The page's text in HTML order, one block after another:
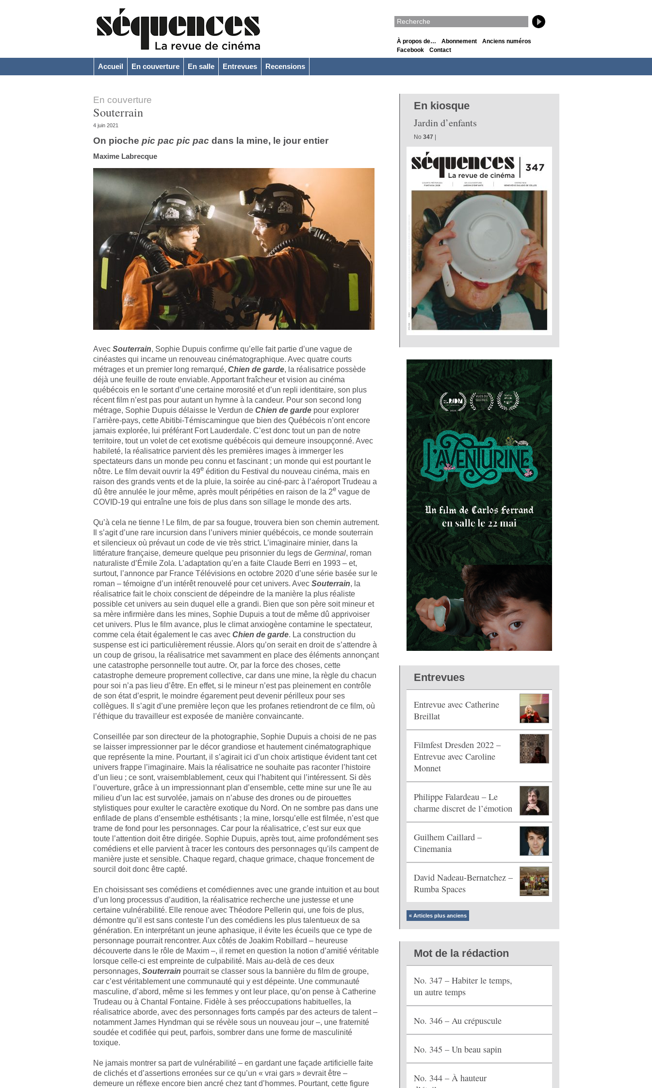
À propos de… Abonnement
Anciens numéros
Facebook
Contact
Accueil En couverture En salle Entrevues Recensions
En couverture
Souterrain
4 juin 2021
On pioche pic pac pic pac dans la mine, le jour entier
Maxime Labrecque
Avec Souterrain, Sophie Dupuis confirme qu’elle fait partie d’une vague de
cinéastes qui incarne un renouveau cinématographique. Avec quatre courts
métrages et un premier long remarqué, Chien de garde, la réalisatrice possède
déjà une feuille de route enviable. Apportant fraîcheur et vision au cinéma
québécois en le sortant d’une certaine morosité et d’un repli identitaire, son plus
récent film n’est pas pour autant un hymne à la candeur. Pour son second long
métrage, Sophie Dupuis délaisse le Verdun de Chien de gardepour explorer
l’arrière-pays, cette Abitibi-Témiscamingue que bien des Québécois n’ont encore
jamais explorée, lui préférant Fort Lauderdale. C’est donc tout un pan de notre
territoire, tout un volet de cet exotisme québécois qui demeure insoupçonné. Avec
habileté, la réalisatrice parvient dès les premières images à immerger les
spectateurs dans un monde peu connu et fascinant ; un monde qui est pourtant le
nôtre. Le film devait ouvrir la 49eédition du Festival du nouveau cinéma, mais en
raison des grands vents et de la pluie, la soirée au ciné-parc à l’aéroport Trudeau a
dû être annulée le jour même, après moult péripéties en raison de la 2evague de
COVID-19 qui entraîne une fois de plus dans son sillage le monde des arts.
Qu’à cela ne tienne ! Le film, de par sa fougue, trouvera bien son chemin autrement.
Il s’agit d’une rare incursion dans l’univers minier québécois, ce monde souterrain
et silencieux où prévaut un code de vie très strict. L’imaginaire minier, dans la
littérature française, demeure quelque peu prisonnier du legs de Germinal, roman
naturaliste d’Émile Zola. L’adaptation qu’en a faite Claude Berri en 1993 – et,
surtout, l’annonce par France Télévisions en octobre 2020 d’une série basée sur le
roman – témoigne d’un intérêt renouvelé pour cet univers. Avec Souterrain, la
réalisatrice fait le choix conscient de dépeindre de la manière la plus réaliste
possible cet univers au sein duquel elle a grandi. Bien que son père soit mineur et
sa mère infirmière dans les mines, Sophie Dupuis a tout de même dû apprivoiser
cet univers. Plus le film avance, plus le climat anxiogène contamine le spectateur,
comme cela était également le cas avec Chien de garde. La construction du
suspense est ici particulièrement réussie. Alors qu’on serait en droit de s’attendre à
un coup de grisou, la réalisatrice met savamment en place des éléments annonçant
une catastrophe personnelle tout autre. Or, par la force des choses, cette
catastrophe demeure proprement collective, car dans une mine, la règle du chacun
pour soi n’a pas lieu d’être. En effet, si le mineur n’est pas pleinement en contrôle
de son état d’esprit, le moindre égarement peut devenir périlleux pour ses
collègues. Il s’agit d’une première leçon que les profanes retiendront de ce film, où
l’éthique du travailleur est exposée de manière convaincante.
Conseillée par son directeur de la photographie, Sophie Dupuis a choisi de ne pas
se laisser impressionner par le décor grandiose et hautement cinématographique
que représente la mine. Pourtant, il s’agirait ici d’un choix artistique évident tant cet
univers frappe l’imaginaire. Mais la réalisatrice ne souhaite pas raconter l’histoire
d’un lieu ; ce sont, vraisemblablement, ceux qui l’habitent qui l’intéressent. Si dès
l’ouverture, grâce à un impressionnant plan d’ensemble, cette mine sur une île au
milieu d’un lac est survolée, jamais on n’abuse des drones ou de pirouettes
stylistiques pour exulter le caractère exotique du Nord. On ne sombre pas dans une
enfilade de plans d’ensemble esthétisants ; la mine, lorsqu’elle est filmée, n’est que
trame de fond pour les personnages. Car pour la réalisatrice, c’est sur eux que
toute l’attention doit être dirigée. Sophie Dupuis, après tout, aime profondément ses
comédiens et elle parvient à tracer les contours des personnages qu’ils campent de
manière juste et sensible. Chaque regard, chaque grimace, chaque froncement de
sourcil doit donc être capté.
En choisissant ses comédiens et comédiennes avec une grande intuition et au bout
d’un long processus d’audition, la réalisatrice recherche une justesse et une
certaine vulnérabilité. Elle renoue avec Théodore Pellerin qui, une fois de plus,
démontre qu’il est sans conteste l’un des comédiens les plus talentueux de sa
génération. En interprétant un jeune aphasique, il évite les écueils que ce type de
personnage pourrait rencontrer. Aux côtés de Joakim Robillard – heureuse
découverte dans le rôle de Maxim –, il remet en question la notion d’amitié véritable
lorsque celle-ci est empreinte de culpabilité. Mais au-delà de ces deux
personnages, Souterrain pourrait se classer sous la bannière du film de groupe,
car c’est véritablement une communauté qui y est dépeinte. Une communauté
masculine, d’abord, même si les femmes y ont leur place, qu’on pense à Catherine
Trudeau ou à Chantal Fontaine. Fidèle à ses préoccupations habituelles, la
réalisatrice aborde, avec des personnages forts campés par des acteurs de talent –
notamment James Hyndman qui se révèle sous un nouveau jour –, une fraternité
soudée et codifiée qui peut, parfois, sombrer dans une forme de masculinité
toxique.
Ne jamais montrer sa part de vulnérabilité – en gardant une façade artificielle faite
de clichés et d’assertions erronées sur ce qu’un « vrai gars » devrait être –
demeure un réflexe encore bien ancré chez tant d’hommes. Pourtant, cette figure
En kiosque
Jardin d’enfants
No 347
Entrevues
Entrevue avec Catherine
Breillat
Filmfest Dresden 2022 –
Entrevue avec Caroline
Monnet
Philippe Falardeau – Le
charme discret de l’émotion
Guilhem Caillard –
Cinemania
David Nadeau-Bernatchez –
Rumba Spaces
« Articles plus anciens
Mot de la rédaction
No. 347 – Habiter le temps,
un autre temps
No. 346 – Au crépuscule
No. 345 – Un beau sapin
No. 344 – À hauteur